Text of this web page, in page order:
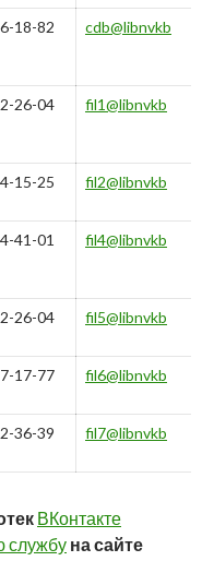
6-18-82 cdb@libnvkb
2-26-04 fil1@libnvkb
4-15-25 fil2@libnvkb
4-41-01 fil4@libnvkb
2-26-04 fil5@libnvkb
7-17-77 fil6@libnvkb
2-36-39 fil7@libnvkb
ВКонтакте
службу на сайте